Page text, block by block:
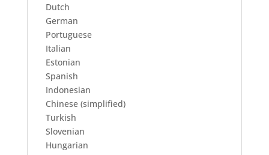
Dutch
German
Portuguese
Italian
Estonian
Spanish
Indonesian
Chinese (simplified)
Turkish
Slovenian
Hungarian